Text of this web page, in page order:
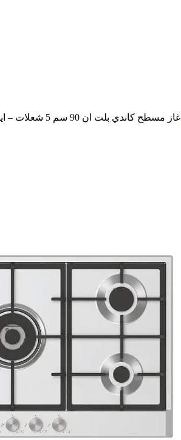
غاز مسطح كاندي بلت ان 90 سم 5 شعلات – ايطالي CHG938WPX SASO